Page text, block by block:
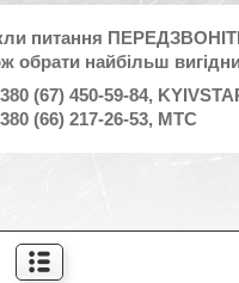
питання
обрати найбільш
(67) 450-59-84,
(66) 217-26-53, MTC